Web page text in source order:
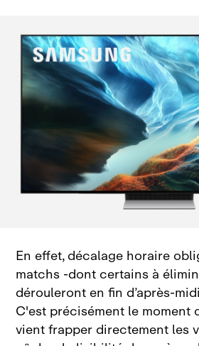
En effet, décalage horaire
matchs ‑dont certains à
dérouleront en fin
C'est précisément le moment
vient frapper directement les